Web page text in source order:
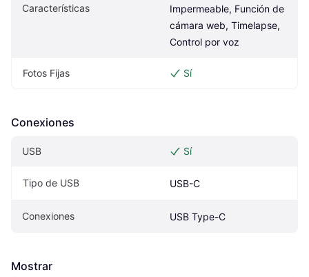
Características
Impermeable, Función de
cámara web, Timelapse,
Control por voz
Fotos Fijas Sí
Conexiones
USB Sí
Tipo de USB USB-C
Conexiones USB Type-C
Mostrar